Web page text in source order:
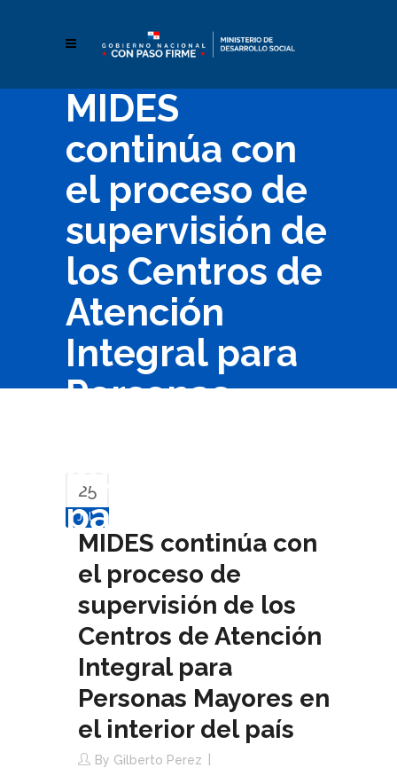
MIDES
continúa con
el proceso de
supervisión de
los Centros de
Atención
Integral para
Personas
interior del
país
25
Jul
MIDES continúa con
el proceso de
supervisión de los
Centros de Atención
Integral para
Personas Mayores en
el interior del país
By Gilberto Perez